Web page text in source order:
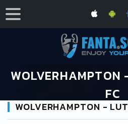
WOLVERHAMPTON
FC
HOME
CALENDARIO
WOLVERHAMPTON -
WOLVERHAMPTON -